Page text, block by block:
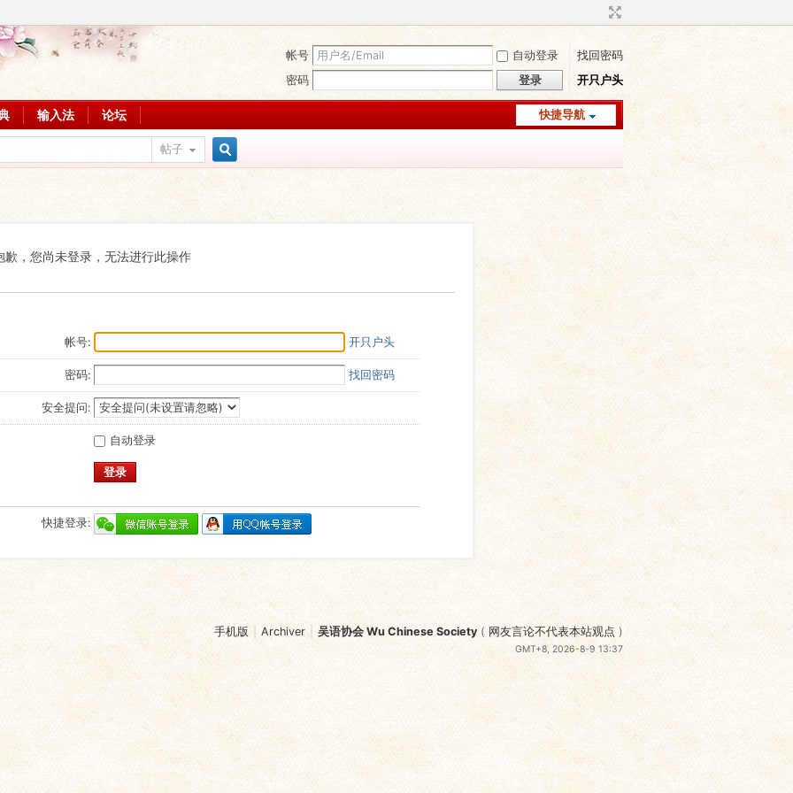
帐号 自动登录
找回密码
密码
登录 开只户头
快捷导航
输入法 论坛
帖子
歉，您尚未登录，无法进行此操作
帐号: 开只户头
密码: 找回密码
安全提问:
自动登录
登录
快捷登录:
手机版 Archiver 吴语协会 Wu Chinese Society ( 网友言论不代表本站观点 )
GMT+8, 2026-8-9 13:37